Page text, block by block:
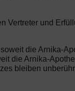
Vertreter und
die Arnika-
die Arnika-
bleiben